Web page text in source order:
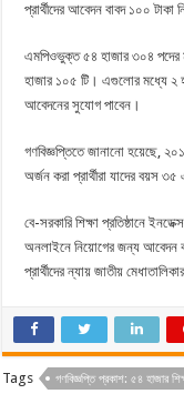
প্রার্থীদের আবেদন বাবদ ১০০ টাকা
এমপিওভুক্ত ৫৪ হাজার ৩০৪
হাজার ১০৫ টি। এগুলোর মধ্যে ২
আবেদনের সুযোগ পাবেন।
গণবিজ্ঞপ্তিতে জানানো হয়েছে,
অর্জন করা প্রার্থীরা যাদের বয়স
বে-সরকারি শিক্ষা প্রতিষ্ঠানে
অনলাইনে নিয়োগের জন্য আবেদন
প্রার্থীদের ন্যায় জাতীয়
Tags গণবিজ্ঞপ্তি প্রকাশ: ৫৪ হাজার